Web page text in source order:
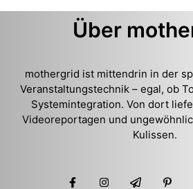
Über
mothergrid ist mittendrin in der
Veranstaltungstechnik – egal, ob
Systemintegration. Von dort
Videoreportagen und
Kulissen.